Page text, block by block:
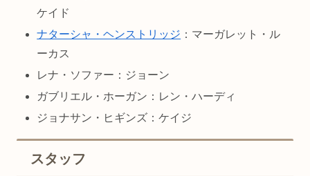
ケイド
ナターシャ・ヘンストリッジ ：マーガレット・ル
ーカス
レナ・ソファー：ジョーン
ガブリエル・ホーガン：レン・ハーディ
ジョナサン・ヒギンズ：ケイジ
スタッフ